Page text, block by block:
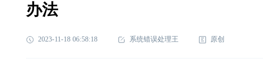
办法
2023-11-18 06:58:18 系统错误处理王 原创